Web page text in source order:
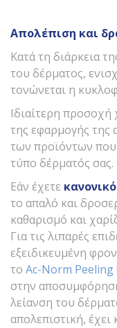
Απολέπιση και
Κατά τη διάρκεια
του δέρματος,
τονώνεται η
Ιδιαίτερη προσοχή
της εφαρμογής της
των προϊόντων
τύπο δέρματός σας.
Εάν έχετε
το απαλό και
καθαρισμό και
Για τις λιπαρές
εξειδικευμένη
το Ac-Norm Peeling
στην
λείανση του
απολεπιστική,